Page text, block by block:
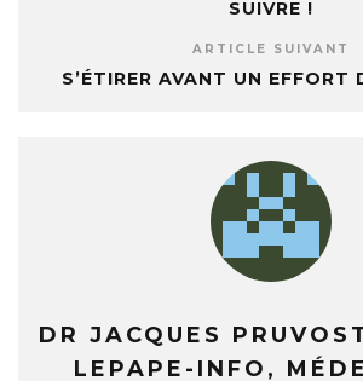
SUIVRE !
ARTICLE SUIVANT
S’ÉTIRER AVANT UN EFFORT
DR JACQUES
LEPAPE-INFO,